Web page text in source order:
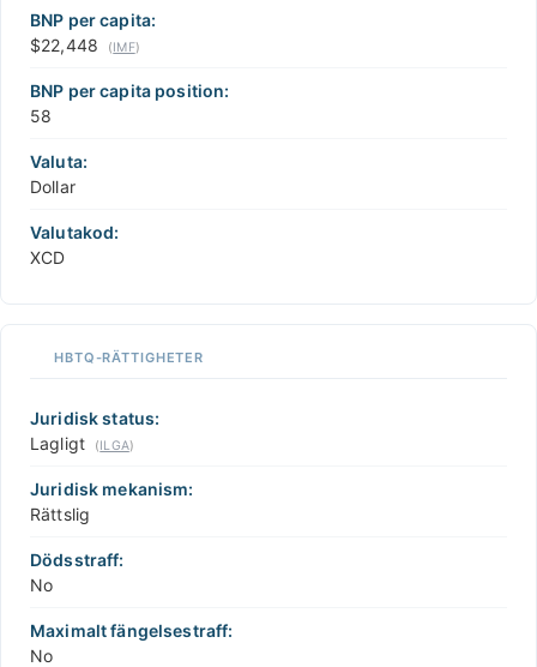
BNP per capita:
$22,448
(IMF)
BNP per capita position:
58
Valuta:
Dollar
Valutakod:
XCD
HBTQ-RÄTTIGHETER
Juridisk status:
Lagligt
(ILGA)
Juridisk mekanism:
Rättslig
Dödsstraff:
No
Maximalt fängelsestraff:
No